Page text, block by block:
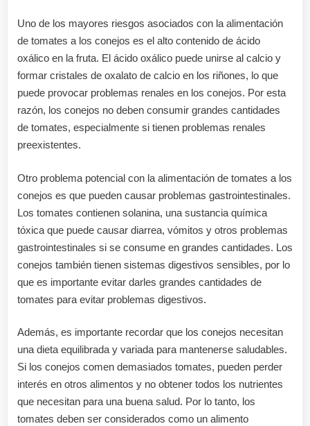
Uno de los mayores riesgos asociados con la alimentación
de tomates a los conejos es el alto contenido de ácido
oxálico en la fruta. El ácido oxálico puede unirse al calcio y
formar cristales de oxalato de calcio en los riñones, lo que
puede provocar problemas renales en los conejos. Por esta
razón, los conejos no deben consumir grandes cantidades
de tomates, especialmente si tienen problemas renales
preexistentes.
Otro problema potencial con la alimentación de tomates a los
conejos es que pueden causar problemas gastrointestinales.
Los tomates contienen solanina, una sustancia química
tóxica que puede causar diarrea, vómitos y otros problemas
gastrointestinales si se consume en grandes cantidades. Los
conejos también tienen sistemas digestivos sensibles, por lo
que es importante evitar darles grandes cantidades de
tomates para evitar problemas digestivos.
Además, es importante recordar que los conejos necesitan
una dieta equilibrada y variada para mantenerse saludables.
Si los conejos comen demasiados tomates, pueden perder
interés en otros alimentos y no obtener todos los nutrientes
que necesitan para una buena salud. Por lo tanto, los
tomates deben ser considerados como un alimento